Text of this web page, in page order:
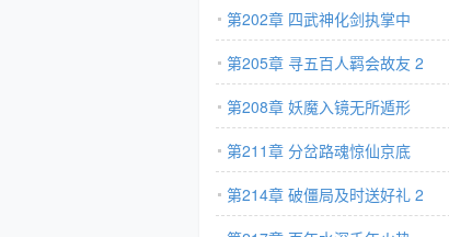
第202章 四武神化剑执掌中
第205章 寻五百人羁会故友 2
第208章 妖魔入镜无所遁形
第211章 分岔路魂惊仙京底
第214章 破僵局及时送好礼 2